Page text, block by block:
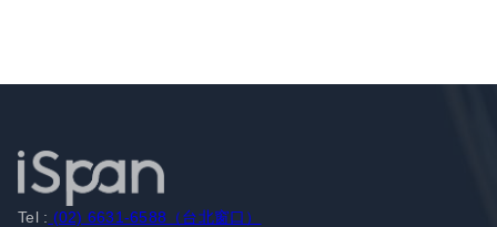
Tel : (02) 6631-6588（台北窗口）